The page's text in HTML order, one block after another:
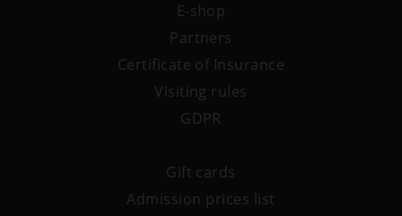
E-shop
Partners
Certificate of Insurance
Visiting rules
GDPR
Gift cards
Admission prices list